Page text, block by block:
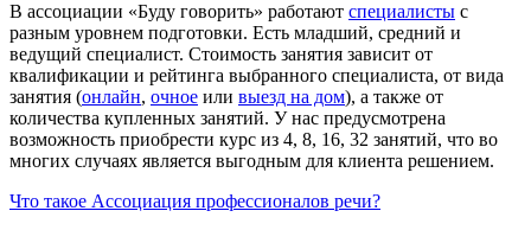
В ассоциации «Буду говорить» работают специалисты с
разным уровнем подготовки. Есть младший, средний и
ведущий специалист. Стоимость занятия зависит от
квалификации и рейтинга выбранного специалиста, от вида
занятия (онлайн, очное или выезд на дом), а также от
количества купленных занятий. У нас предусмотрена
возможность приобрести курс из 4, 8, 16, 32 занятий, что во
многих случаях является выгодным для клиента решением.
Что такое Ассоциация профессионалов речи?